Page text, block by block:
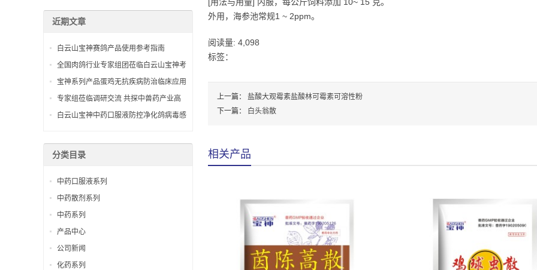
外用，海参池常规1 ~ 2ppm。
阅读量: 4,098
标签：
上一篇： 盐酸大观霉素盐酸林可霉素可溶性粉
下一篇：
白头翁散
相关产品
近期文章
白云山宝神赛鸽产品使用参考指南
全国肉鸽行业专家组团莅临白云山宝神考
察交流
宝神系列产品蛋鸡无抗疾病防治临床应用
指南
专家组莅临调研交流 共探中兽药产业高
质量发展之路
白云山宝神中药口服液防控净化鸽病毒感
分类目录
中药口服液系列
中药散剂系列
中药系列
产品中心
公司新闻
化药系列